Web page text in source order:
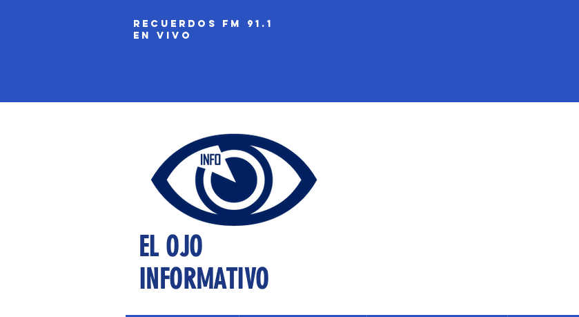
recuerdos fm 91.1
EN VIVO
EL OJO
INFORMATIVO